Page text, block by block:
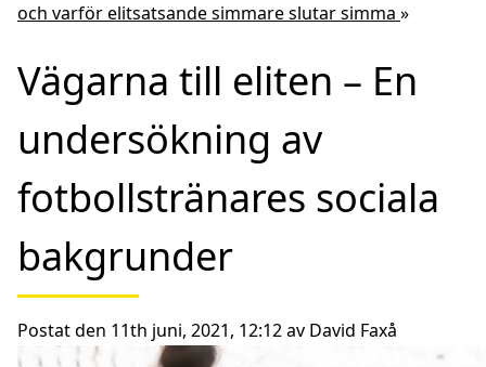
och varför elitsatsande simmare slutar simma »
Vägarna till eliten – En
undersökning av
fotbollstränares sociala
bakgrunder
Postat den 11th juni, 2021, 12:12 av David Faxå